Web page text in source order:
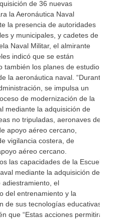
de 36 nuevas
la Aeronáutica Naval
la presencia de autoridades
y municipales, y cadetes de la
Naval Militar, el almirante
indicó que se están
también los planes de estudio
la aeronáutica naval. “Durante
se impulsa un
de modernización de la
mediante la adquisición de
no tripuladas, aeronaves de
apoyo aéreo cercano,
vigilancia costera, de
aéreo cercano.
las capacidades de la Escuela
mediante la adquisición de
adiestramiento, el
del entrenamiento y la
de sus tecnologías educativas«.
que “Estas acciones permitirán